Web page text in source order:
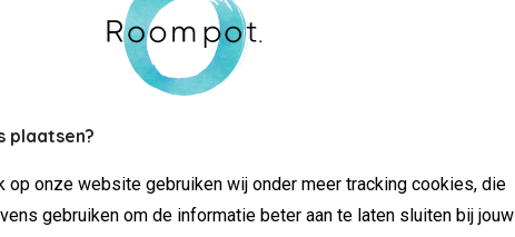
plaatsen?
op onze website gebruiken wij onder meer tracking cookies, die
gebruiken om de informatie beter aan te laten sluiten bij jouw